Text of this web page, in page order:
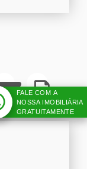
FALE COM A
NOSSA IMOBILIÁRIA
GRATUITAMENTE